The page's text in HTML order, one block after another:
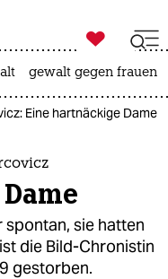

taz zahl ich
gewalt gegen frauen
Eine hartnäckige Dame
sie hatten
die Bild-Chronistin
gestorben.